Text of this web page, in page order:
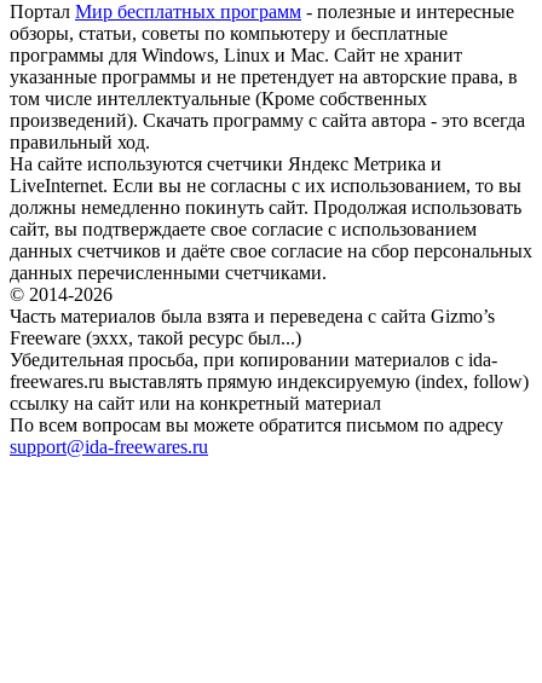
Портал Мир бесплатных программ - полезные и интересные
обзоры, статьи, советы по компьютеру и бесплатные
программы для Windows, Linux и Mac. Сайт не хранит
указанные программы и не претендует на авторские права, в
том числе интеллектуальные (Кроме собственных
произведений). Скачать программу с сайта автора - это всегда
правильный ход.
На сайте используются счетчики Яндекс Метрика и
LiveInternet. Если вы не согласны с их использованием, то вы
должны немедленно покинуть сайт. Продолжая использовать
сайт, вы подтверждаете свое согласие с использованием
данных счетчиков и даёте свое согласие на сбор персональных
данных перечисленными счетчиками.
© 2014-2026
Часть материалов была взята и переведена с сайта Gizmo’s
Freeware (эххх, такой ресурс был...)
Убедительная просьба, при копировании материалов с ida-
freewares.ru выставлять прямую индексируемую (index, follow)
ссылку на сайт или на конкретный материал
По всем вопросам вы можете обратится письмом по адресу
support@ida-freewares.ru